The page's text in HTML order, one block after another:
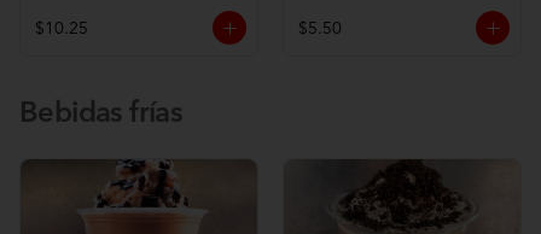
$10.25 $5.50
Bebidas frías